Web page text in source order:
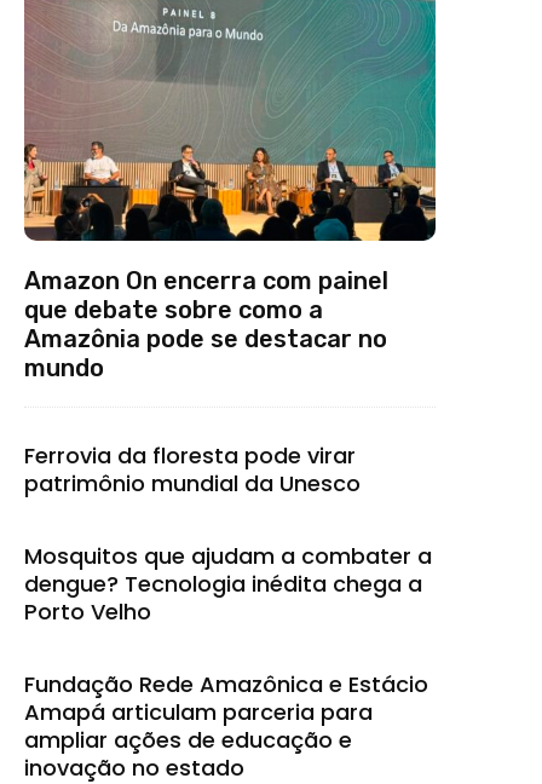
Amazon On encerra com painel
que debate sobre como a
Amazônia pode se destacar no
mundo
Ferrovia da floresta pode virar
patrimônio mundial da Unesco
Mosquitos que ajudam a combater a
dengue? Tecnologia inédita chega a
Porto Velho
Fundação Rede Amazônica e Estácio
Amapá articulam parceria para
ampliar ações de educação e
inovação no estado